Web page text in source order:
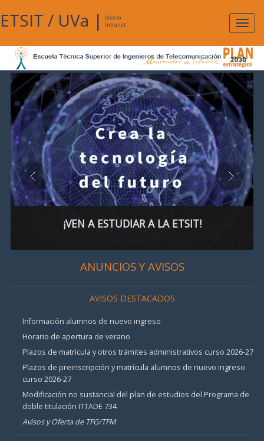
ETSIT / UVa |
Acceso
Intranet
¡VEN A ESTUDIAR A LA ETSIT!
ANUNCIOS Y AVISOS
AVISOS DESTACADOS
Información alumnos de nuevo ingreso
Horario de apertura de verano
Plazos de matrícula y otros trámites administrativos curso 2026-27
Plazos de preinscripción y matrícula alumnos de nuevo ingreso
curso 2026-27
Modificación no sustancial del plan de estudios del Programa de
doble titulación ITTADE 734
Avisos y Oferta de TFG/TFM